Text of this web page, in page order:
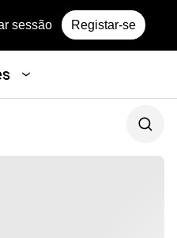
sessão Registar-se